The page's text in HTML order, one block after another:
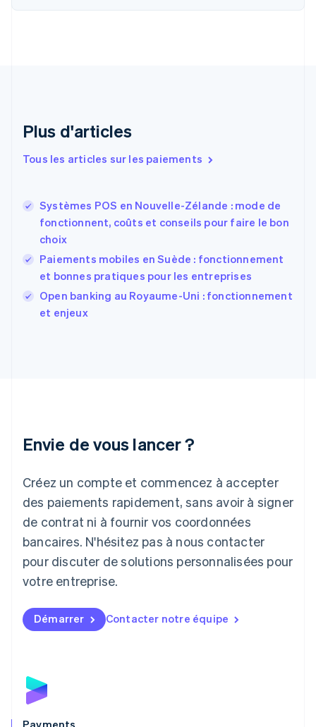
Plus d'articles
Tous les articles sur les paiements
Systèmes POS en Nouvelle-Zélande : mode de
fonctionnent, coûts et conseils pour faire le bon
choix
Paiements mobiles en Suède : fonctionnement
et bonnes pratiques pour les entreprises
Open banking au Royaume-Uni : fonctionnement
et enjeux
Envie de vous lancer ?
Créez un compte et commencez à accepter
des paiements rapidement, sans avoir à signer
de contrat ni à fournir vos coordonnées
bancaires. N'hésitez pas à nous contacter
pour discuter de solutions personnalisées pour
votre entreprise.
Démarrer Contacter notre équipe
Espagne
Estonie
EnglishEspañol简体中文
Finlande
English
FrançaisEnglish
Gibraltar
English
Grèce
English
Japon
Lettonie
English
Liechtenstein
DeutschEnglish
Lituanie
Luxembourg
FrançaisDeutschEnglish
English简体中文
Malte
Norvège
English
English